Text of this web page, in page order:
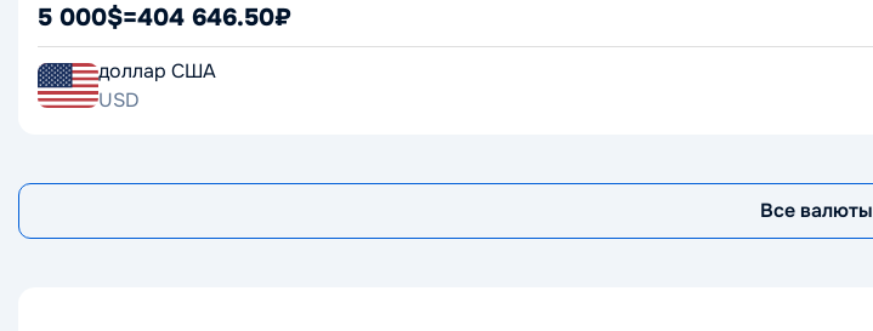
5 000$=404 646.50₽
доллар США
USD
Все валюты